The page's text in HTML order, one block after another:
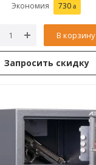
Экономия 730
В корзину
Запросить скидку